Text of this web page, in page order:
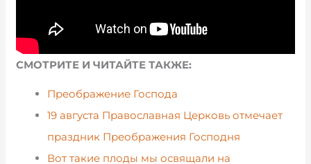
СМОТРИТЕ И ЧИТАЙТЕ ТАКЖЕ:
Преображение Господа
19 августа Православная Церковь отмечает
праздник Преображения Господня
Вот такие плоды мы освящали на